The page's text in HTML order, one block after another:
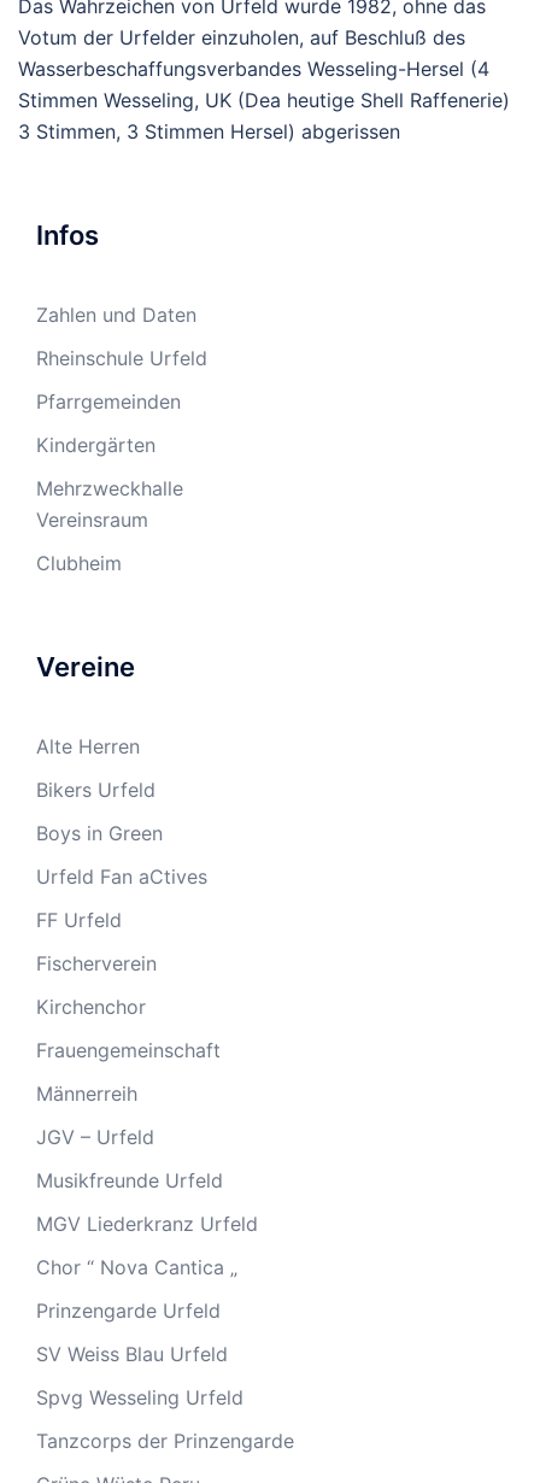
Das Wahrzeichen von Urfeld wurde 1982, ohne das
Votum der Urfelder einzuholen, auf Beschluß des
Wasserbeschaffungsverbandes Wesseling-Hersel (4
Stimmen Wesseling, UK (Dea heutige Shell Raffenerie)
3 Stimmen, 3 Stimmen Hersel) abgerissen
Infos
Zahlen und Daten
Rheinschule Urfeld
Pfarrgemeinden
Kindergärten
Mehrzweckhalle
Vereinsraum
Clubheim
Vereine
Alte Herren
Bikers Urfeld
Boys in Green
Urfeld Fan aCtives
FF Urfeld
Fischerverein
Kirchenchor
Frauengemeinschaft
Männerreih
JGV – Urfeld
Musikfreunde Urfeld
MGV Liederkranz Urfeld
Chor “ Nova Cantica „
Prinzengarde Urfeld
SV Weiss Blau Urfeld
Spvg Wesseling Urfeld
Tanzcorps der Prinzengarde